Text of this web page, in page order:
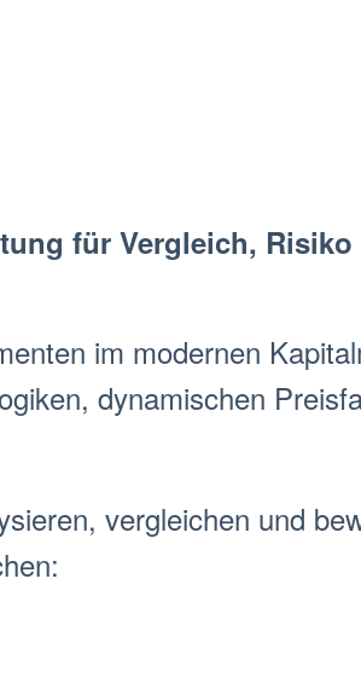
für Vergleich, Risiko
en im modernen Kapital
dynamischen
vergleichen und